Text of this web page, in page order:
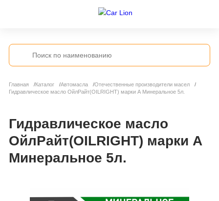
Главная Каталог Автомасла
Отечественные производители масел
Гидравлическое масло ОйлРайт(OILRIGHT) марки А Минеральное 5л.
Гидравлическое масло
ОйлРайт(OILRIGHT) марки А
Минеральное 5л.